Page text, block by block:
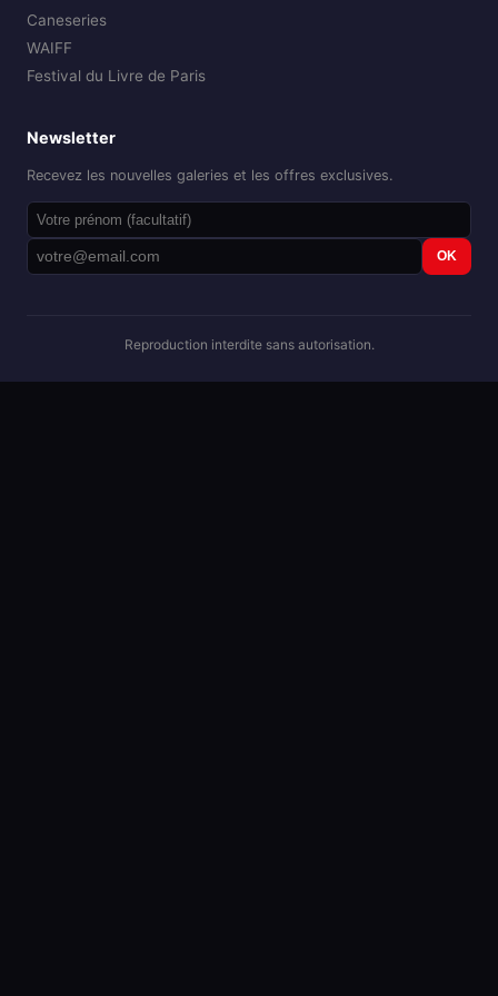
Caneseries
WAIFF
Festival du Livre de Paris
Newsletter
Recevez les nouvelles galeries et les offres exclusives.
OK
Reproduction interdite sans autorisation.